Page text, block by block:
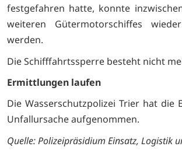
festgefahren hatte, konnte
weiteren Gütermotorschiffes
werden.
Die Schifffahrtssperre besteht nicht
Ermittlungen laufen
Die Wasserschutzpolizei Trier hat die
Unfallursache aufgenommen.
Quelle:Polizeipräsidium Einsatz, Logistik